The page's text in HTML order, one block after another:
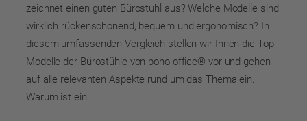
zeichnet einen guten Bürostuhl aus? Welche Modelle sind
wirklich rückenschonend, bequem und ergonomisch? In
diesem umfassenden Vergleich stellen wir Ihnen die Top-
Modelle der Bürostühle von boho office® vor und gehen
auf alle relevanten Aspekte rund um das Thema ein.
Warum ist ein